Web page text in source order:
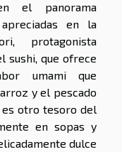
el panorama
en la
protagonista
sushi, que ofrece
umami que
y el pescado
es otro tesoro del
en sopas y
dulce